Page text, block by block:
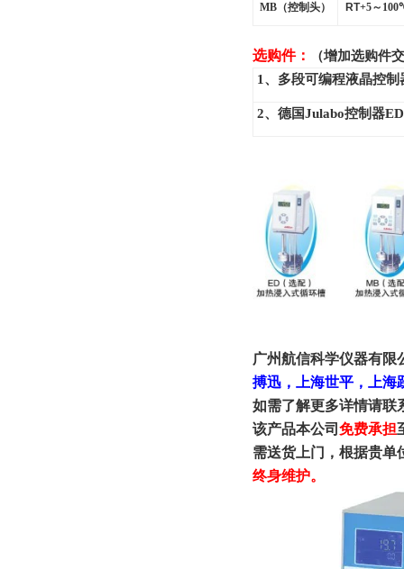
MB （控制头） RT+5～ 100
选购件：
（增加选购件
1 、多段可编程液晶控制
2、德国Julabo控制器
广州航信科学仪器有限
搏迅，上海世平，上海
如需了解更多详情请联
该产品本公司 免费承担
需送货上门，根据贵单
终身维护。